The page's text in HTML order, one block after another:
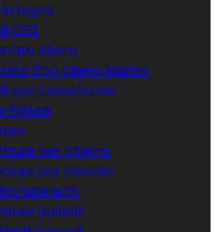
Legno
OSB
Abete
Pino Cileno Marino
per Casseforme
Pitture
per Interno
per Esterno
isolanti